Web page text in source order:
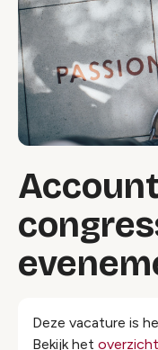
Deze vacature is
Bekijk het overzicht